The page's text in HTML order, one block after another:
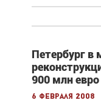
Петербург в
900 млн евро
6 февраля 2008